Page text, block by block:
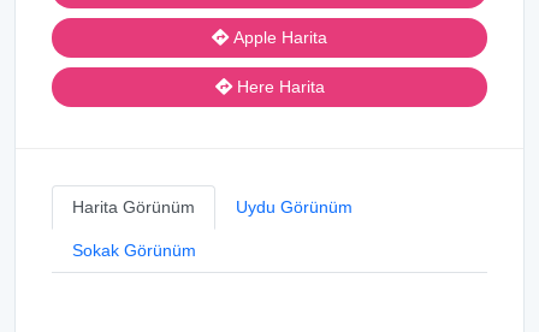
Apple Harita
Here Harita
Harita Görünüm Uydu Görünüm
Sokak Görünüm